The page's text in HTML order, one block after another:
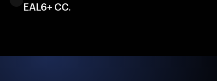
EAL6+ CC.